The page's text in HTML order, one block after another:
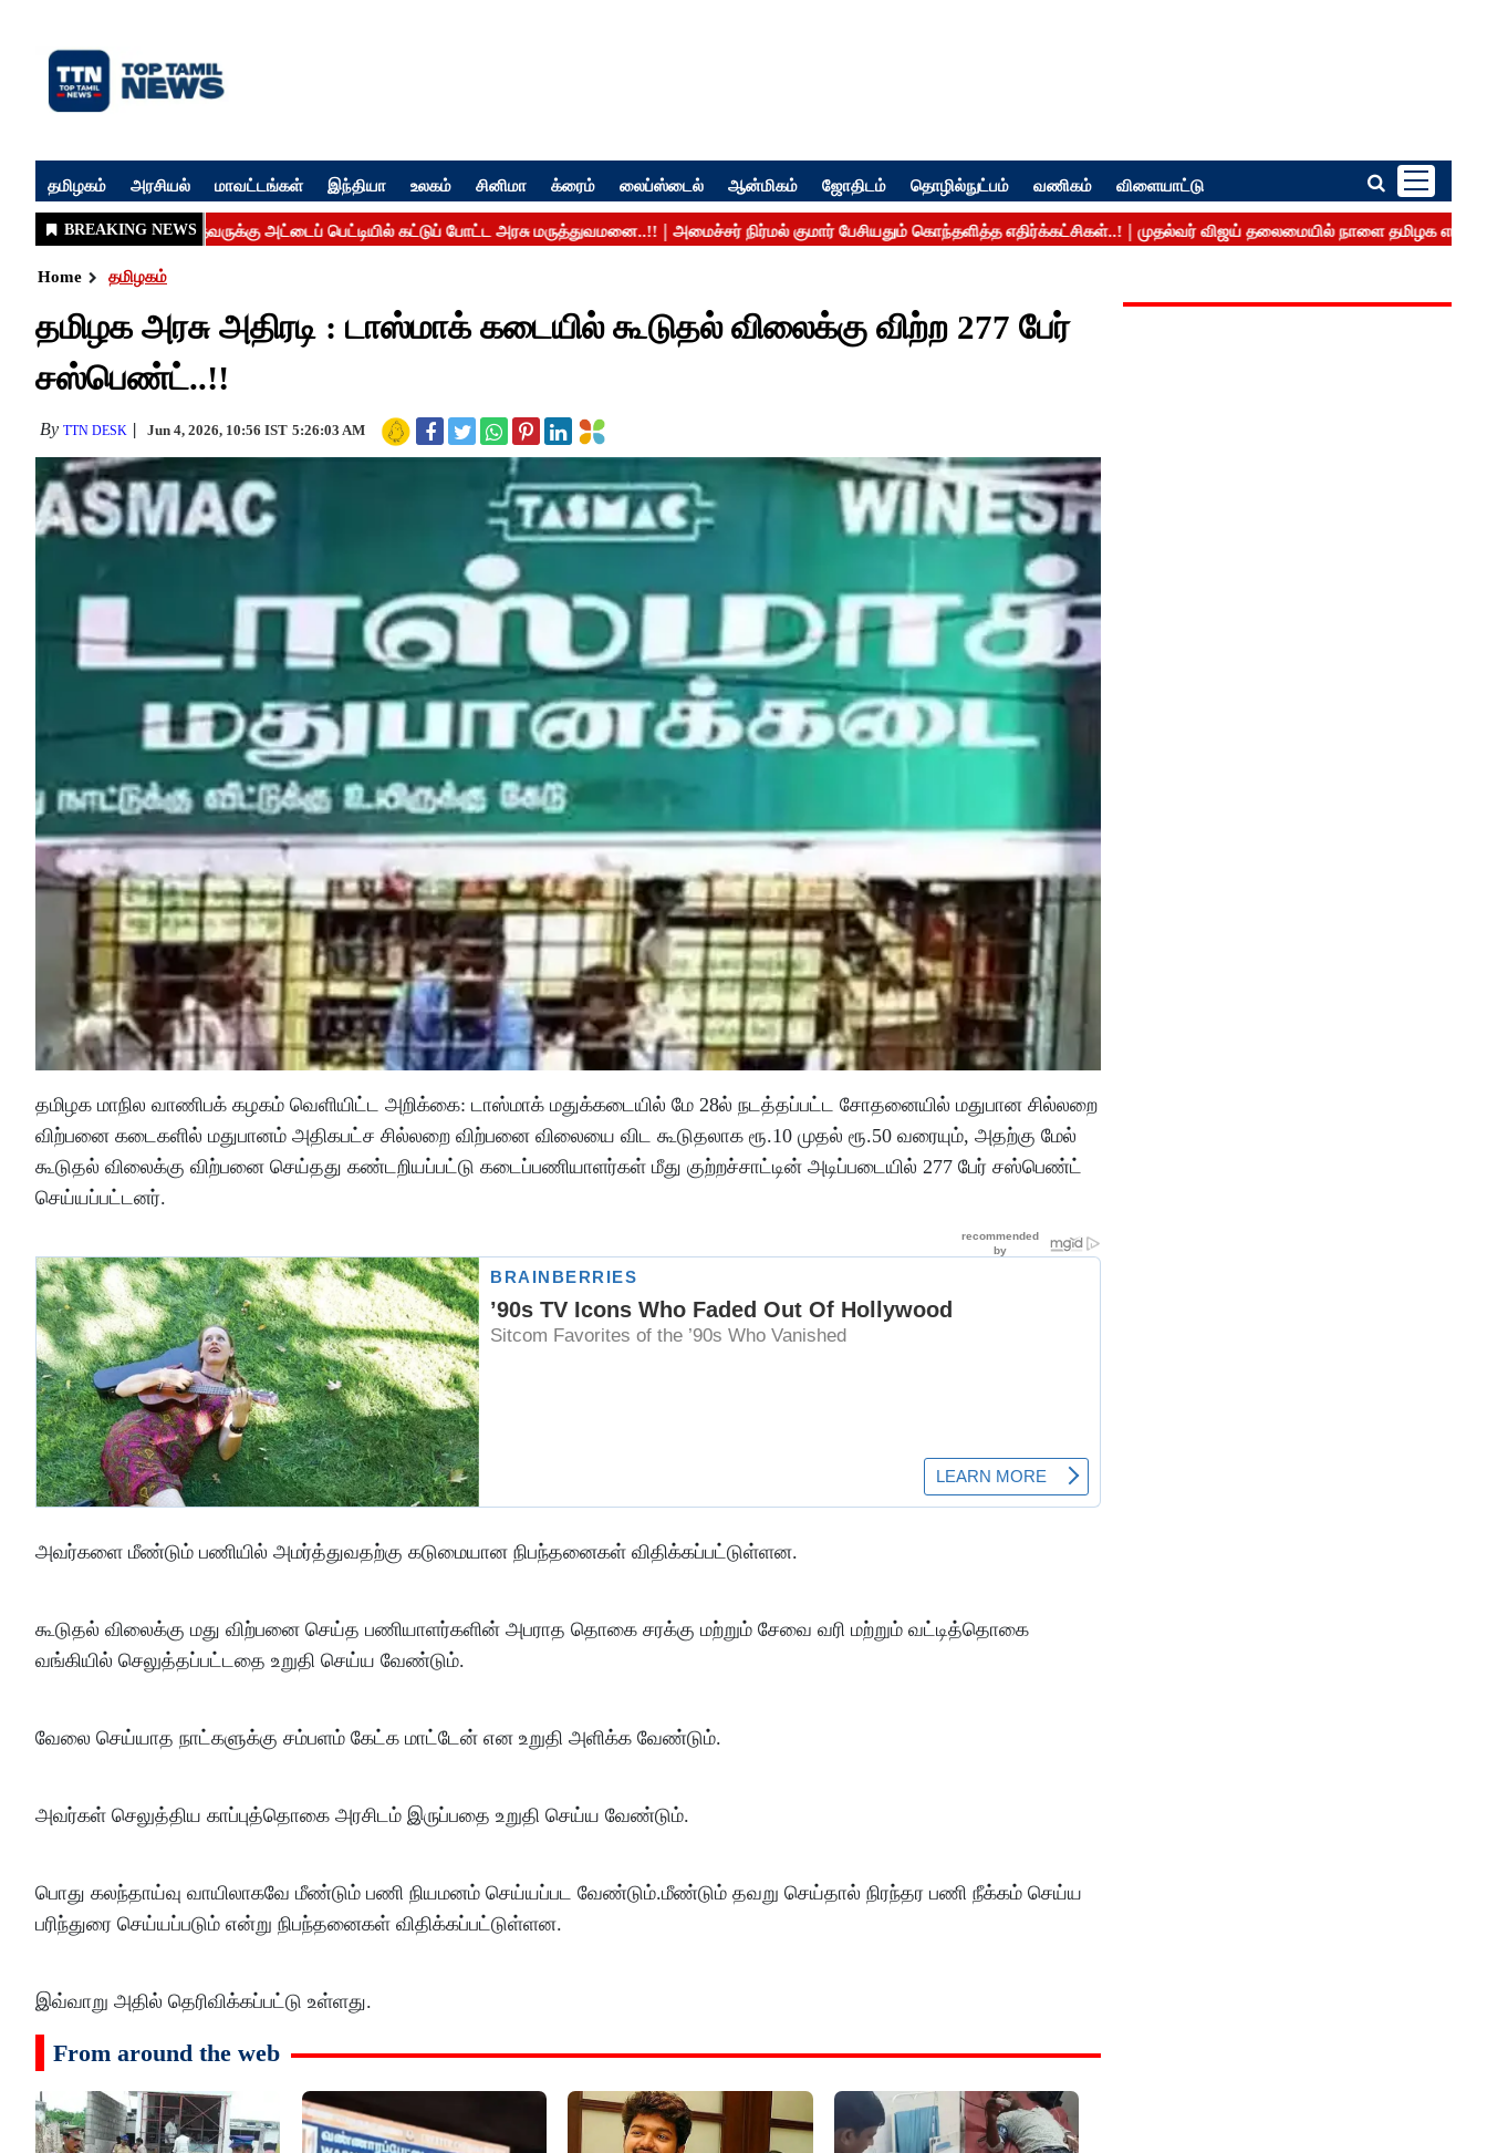
தமிழகம் அரசியல் மாவட்டங்கள் இந்தியா உலகம் சினிமா க்ரைம் லைப்ஸ்டைல் ஆன்மிகம் ஜோதிடம் தொழில்நுட்பம் வணிகம் விளையாட்டு
Home தமிழகம்
தமிழக அரசு அதிரடி : டாஸ்மாக் கடையில் கூடுதல் விலைக்கு விற்ற 277 பேர்
சஸ்பெண்ட்..!!
By TTN DESK Jun 4, 2026, 10:56 IST 5:26:03 AM
தமிழக மாநில வாணிபக் கழகம் வெளியிட்ட அறிக்கை: டாஸ்மாக் மதுக்கடையில் மே 28ல் நடத்தப்பட்ட சோதனையில் மதுபான சில்லறை
விற்பனை கடைகளில் மதுபானம் அதிகபட்ச சில்லறை விற்பனை விலையை விட கூடுதலாக ரூ.10 முதல் ரூ.50 வரையும், அதற்கு மேல்
கூடுதல் விலைக்கு விற்பனை செய்தது கண்டறியப்பட்டு கடைப்பணியாளர்கள் மீது குற்றச்சாட்டின் அடிப்படையில் 277 பேர் சஸ்பெண்ட்
செய்யப்பட்டனர்.
அவர்களை மீண்டும் பணியில் அமர்த்துவதற்கு கடுமையான நிபந்தனைகள் விதிக்கப்பட்டுள்ளன.
கூடுதல் விலைக்கு மது விற்பனை செய்த பணியாளர்களின் அபராத தொகை சரக்கு மற்றும் சேவை வரி மற்றும் வட்டித்தொகை
வங்கியில் செலுத்தப்பட்டதை உறுதி செய்ய வேண்டும்.
வேலை செய்யாத நாட்களுக்கு சம்பளம் கேட்க மாட்டேன் என உறுதி அளிக்க வேண்டும்.
அவர்கள் செலுத்திய காப்புத்தொகை அரசிடம் இருப்பதை உறுதி செய்ய வேண்டும்.
பொது கலந்தாய்வு வாயிலாகவே மீண்டும் பணி நியமனம் செய்யப்பட வேண்டும்.மீண்டும் தவறு செய்தால் நிரந்தர பணி நீக்கம் செய்ய
பரிந்துரை செய்யப்படும் என்று நிபந்தனைகள் விதிக்கப்பட்டுள்ளன.
இவ்வாறு அதில் தெரிவிக்கப்பட்டு உள்ளது.
From around the web